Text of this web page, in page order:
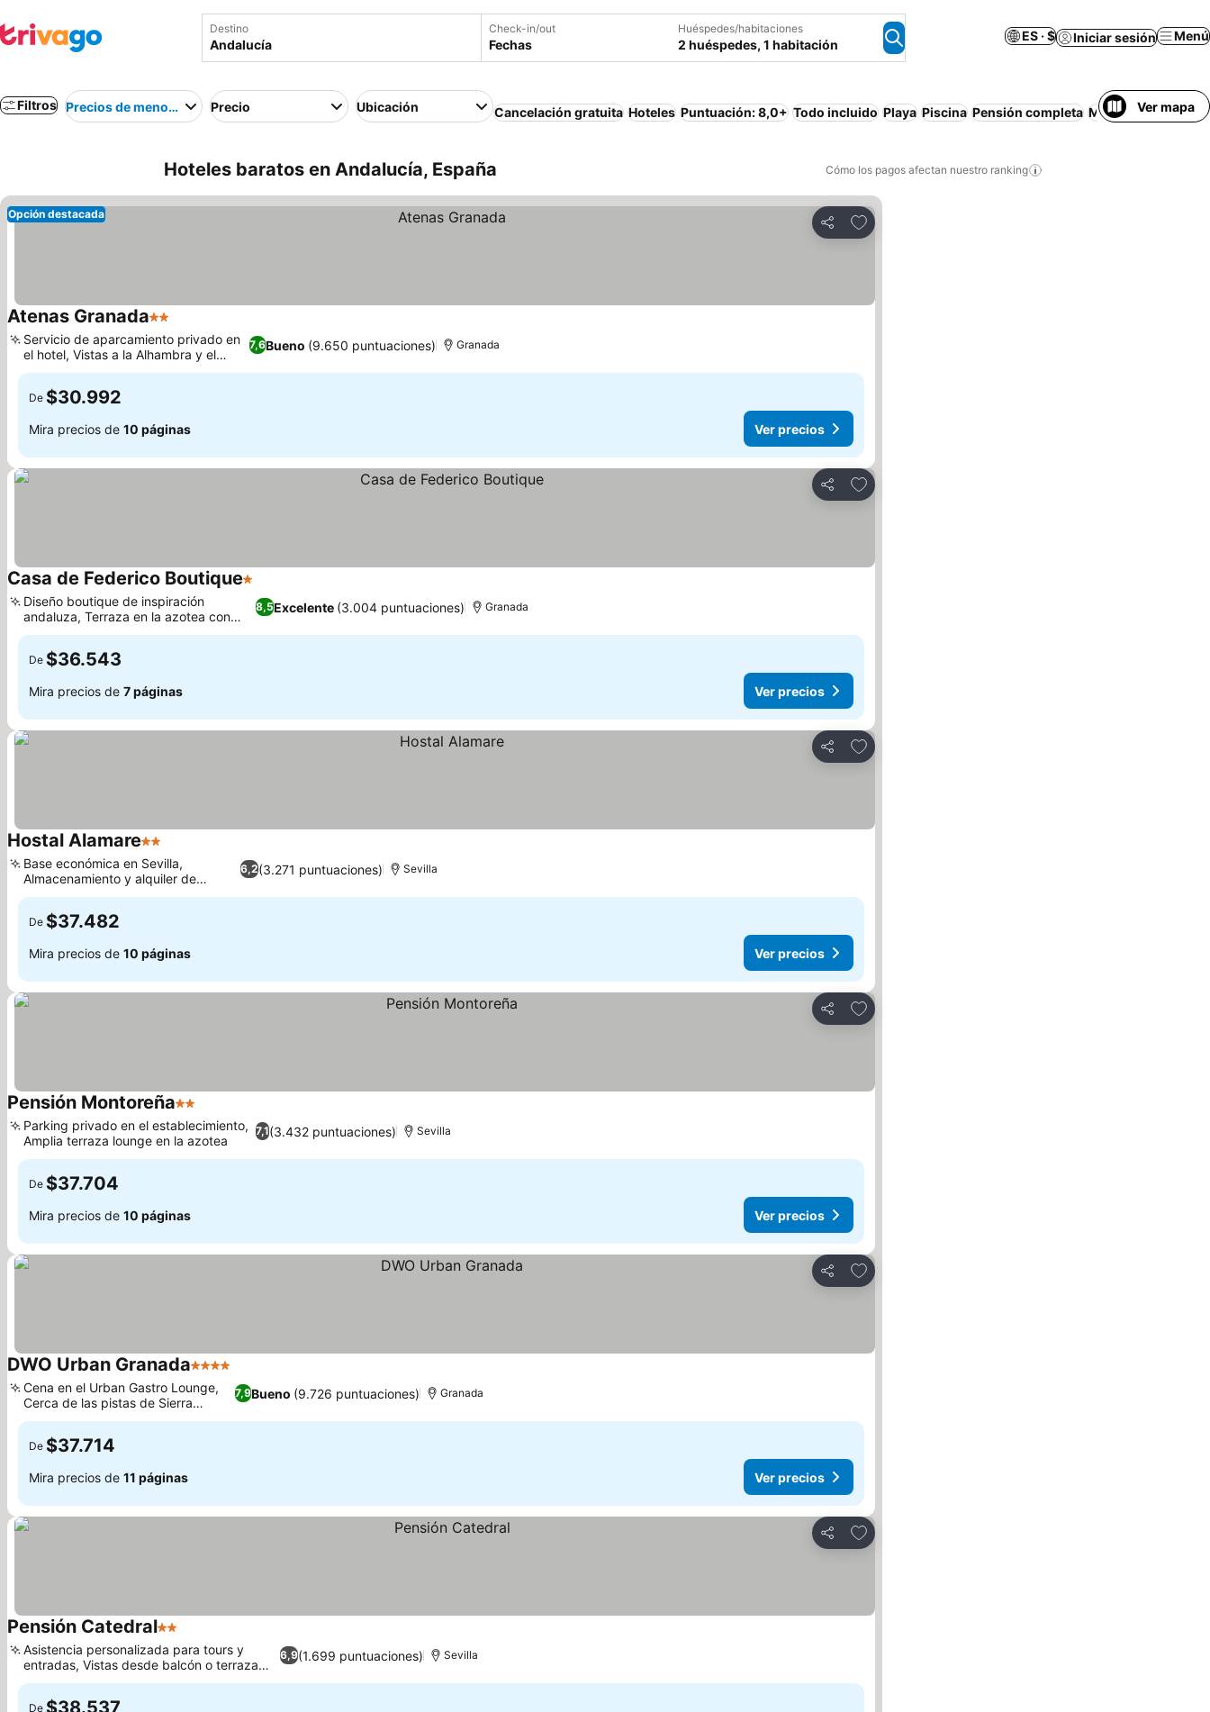
Destino Check-in/out
Fechas
Huéspedes/habitaciones
2 huéspedes, 1 habitación
ES · $ Iniciar sesión Menú
Filtros Precios de menor a mayorPrecio Ubicación Cancelación gratuita Hoteles Puntuación: 8,0+ Todo incluido Playa Piscina Pensión completa Media pensión
Ver mapa
Hoteles baratos en Andalucía, España Cómo los pagos afectan nuestro ranking
Compartir
Agregar a favoritos
Opción destacada
Atenas Granada2 Estrellas
7,6Bueno (9.650 puntuaciones)
Servicio de aparcamiento privado en
el hotel, Vistas a la Alhambra y el
Albaicín
Granada
De $30.992
Mira precios de 10 páginas Ver precios
Compartir
Agregar a favoritos
Casa de Federico Boutique1 Estrellas
8,5Excelente (3.004 puntuaciones)
Diseño boutique de inspiración
andaluza, Terraza en la azotea con
vistas panorámicas
Granada
De $36.543
Mira precios de 7 páginas Ver precios
Compartir
Agregar a favoritos
Hostal Alamare2 Estrellas
6,2(3.271 puntuaciones)
Base económica en Sevilla,
Almacenamiento y alquiler de
bicicletas
Sevilla
De $37.482
Mira precios de 10 páginas Ver precios
Compartir
Agregar a favoritos
Pensión Montoreña2 Estrellas
7,1(3.432 puntuaciones)
Parking privado en el establecimiento,
Amplia terraza lounge en la azotea
Sevilla
De $37.704
Mira precios de 10 páginas Ver precios
Compartir
Agregar a favoritos
DWO Urban Granada4 Estrellas
7,9Bueno (9.726 puntuaciones)
Cena en el Urban Gastro Lounge,
Cerca de las pistas de Sierra
Nevada
Granada
De $37.714
Mira precios de 11 páginas Ver precios
Compartir
Agregar a favoritos
Pensión Catedral2 Estrellas
6,9(1.699 puntuaciones)
Asistencia personalizada para tours y
entradas, Vistas desde balcón o terraza
privada
Sevilla
De $38.537